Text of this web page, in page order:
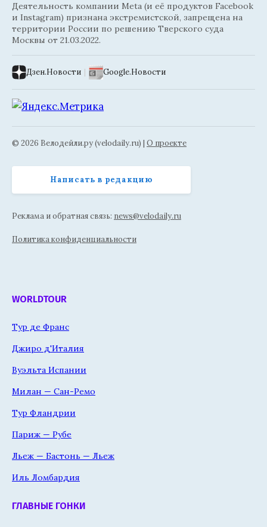
Деятельность компании Meta (и её продуктов Facebook
и Instagram) признана экстремистской, запрещена на
территории России по решению Тверского суда
Москвы от 21.03.2022.
Дзен.Новости | Google.Новости
© 2026 Велодейли.ру (velodaily.ru) | О проекте
Написать в редакцию
Реклама и обратная связь: news@velodaily.ru
Политика конфиденциальности
WORLDTOUR
Тур де Франс
Джиро д'Италия
Вуэльта Испании
Милан — Сан-Ремо
Тур Фландрии
Париж — Рубе
Льеж — Бастонь — Льеж
Иль Ломбардия
ГЛАВНЫЕ ГОНКИ